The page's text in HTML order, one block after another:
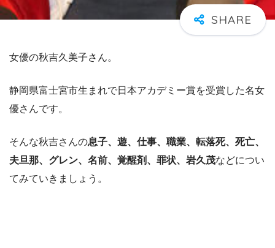
女優の秋吉久美子さん。
静岡県富士宮市生まれで日本アカデミー賞を受賞した名女
優さんです。
そんな秋吉さんの息子、遊、仕事、職業、転落死、死亡、
夫旦那、グレン、名前、覚醒剤、罪状、岩久茂などについ
てみていきましょう。